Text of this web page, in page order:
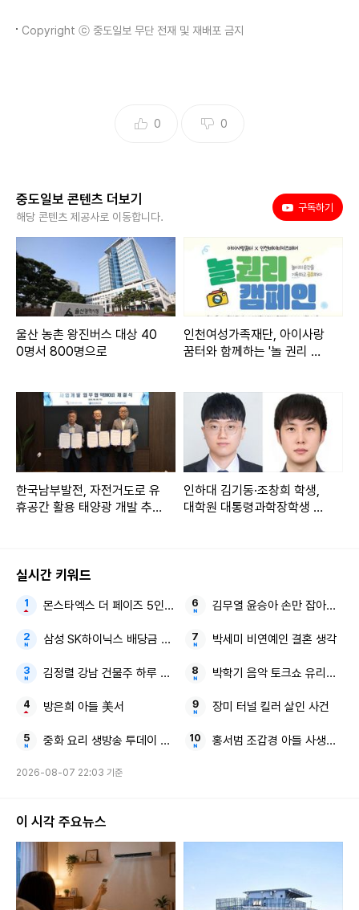
Copyright ⓒ 중도일보 무단 전재 및 재배포 금지
0 0
중도일보 콘텐츠 더보기
해당 콘텐츠 제공사로 이동합니다.
구독하기
울산 농촌 왕진버스 대상 40
0명서 800명으로
인천여성가족재단, 아이사랑
꿈터와 함께하는 '놀 권리 캠
한국남부발전, 자전거도로 유
휴공간 활용 태양광 개발 추
인하대 김기동·조창희 학생,
대학원 대통령과학장학생 박
실시간 키워드
몬스타엑스 더 페이즈 5인 체제
삼성 SK하이닉스 배당금 늘려라
김정렬 강남 건물주 하루 1억
방은희 아들 美서
중화 요리 생방송 투데이 행궁동 BEST3
김무열 윤승아 손만 잡아도 영
박세미 비연예인 결혼 생각
박학기 음악 토크쇼 유리상자
장미 터널 킬러 살인 사건
홍서범 조갑경 아들 사생활 논
2026-08-07 22:03 기준
이 시각 주요뉴스